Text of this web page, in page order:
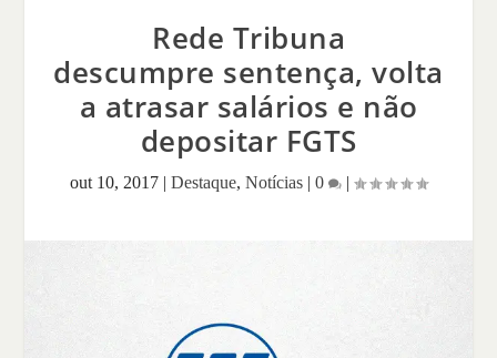
Rede Tribuna
descumpre sentença, volta
a atrasar salários e não
depositar FGTS
out 10, 2017 | Destaque, Notícias | 0 |